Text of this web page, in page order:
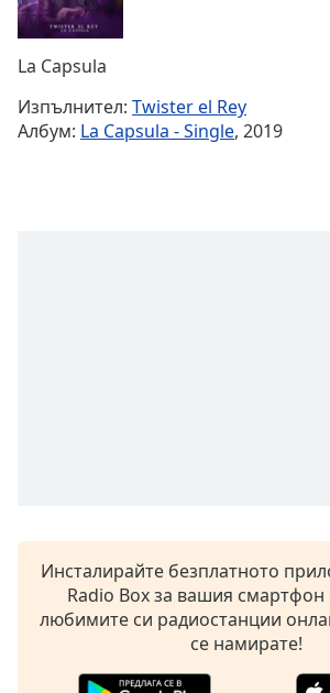
Remaining
Time-
Playback
settings
dialog
subtitles
off,
La Capsula
Изпълнител: Twister el Rey
Албум: La Capsula - Single, 2019
Инсталирайте безплатното
Radio Box за вашия смартфон
любимите си радиостанции
се намирате!